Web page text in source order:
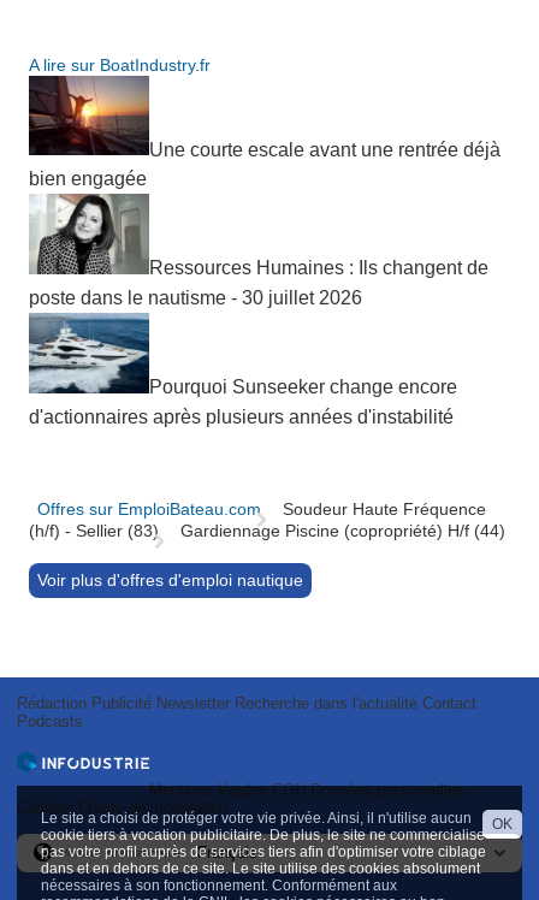
Le site a choisi de protéger votre vie privée. Ainsi, il n'utilise aucun
cookie tiers à vocation publicitaire. De plus, le site ne commercialise
pas votre profil auprès de services tiers afin d'optimiser votre ciblage
dans et en dehors de ce site. Le site utilise des cookies absolument
nécessaires à son fonctionnement. Conformément aux
OK
A lire sur BoatIndustry.fr
Une courte escale avant une rentrée déjà
bien engagée
Ressources Humaines : Ils changent de
poste dans le nautisme - 30 juillet 2026
Pourquoi Sunseeker change encore
d'actionnaires après plusieurs années d'instabilité
Offres sur EmploiBateau.com
Soudeur Haute Fréquence
(h/f) - Sellier (83)
Gardiennage Piscine (copropriété) H/f (44)
Voir plus d'offres d'emploi nautique
Rédaction Publicité Newsletter Recherche dans l'actualité Contact
Podcasts
Mentions légales CGU Données personnelles
Cookies Charte de modération
Version internationale